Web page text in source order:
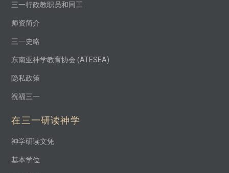
三一行政教职员和同工
师资简介
三一史略
东南亚神学教育协会 (ATESEA)
隐私政策
祝福三一
在三一研读神学
神学研读文凭
基本学位